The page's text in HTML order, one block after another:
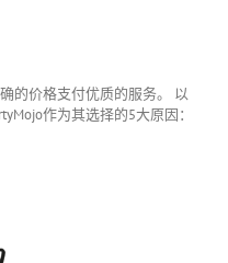
的价格支付优质的服务。 以
作为其选择的5大原因：